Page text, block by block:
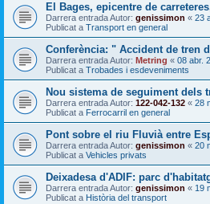
El Bages, epicentre de
Darrera entrada Autor: genissimon « 23
Publicat a Transport en general
Conferència: " Accident de tren
Darrera entrada Autor: Metring « 08 abr.
Publicat a Trobades i esdeveniments
Nou sistema de seguiment dels
Darrera entrada Autor: 122-042-132 « 28
Publicat a Ferrocarril en general
Pont sobre el riu Fluvià entre
Darrera entrada Autor: genissimon « 20
Publicat a Vehicles privats
Deixadesa d'ADIF: parc
Darrera entrada Autor: genissimon « 19
Publicat a Història del transport